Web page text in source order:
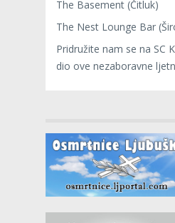
The Basement (Čitluk)
The Nest Lounge Bar
Pridružite nam se na SC
dio ove nezaboravne